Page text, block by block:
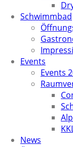
Schwimmbad
Events
Events
News